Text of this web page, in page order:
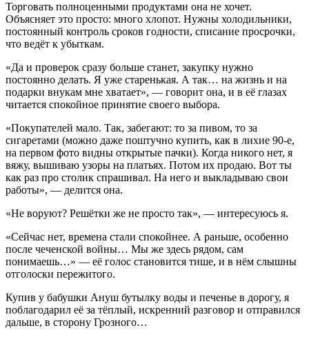
Торговать полноценными продуктами она не хочет.
Объясняет это просто: много хлопот. Нужны холодильники,
постоянный контроль сроков годности, списание просрочки,
что ведёт к убыткам.
«Да и проверок сразу больше станет, закупку нужно
постоянно делать. Я уже старенькая. А так… на жизнь и на
подарки внукам мне хватает», — говорит она, и в её глазах
читается спокойное принятие своего выбора.
«Покупателей мало. Так, забегают: то за пивом, то за
сигаретами (можно даже поштучно купить, как в лихие 90-е,
на первом фото видны открытые пачки). Когда никого нет, я
вяжу, вышиваю узоры на платьях. Потом их продаю. Вот ты
как раз про столик спрашивал. На него и выкладываю свои
работы», — делится она.
«Не воруют? Решётки же не просто так», — интересуюсь я.
«Сейчас нет, времена стали спокойнее. А раньше, особенно
после чеченской войны… Мы же здесь рядом, сам
понимаешь…» — её голос становится тише, и в нём слышны
отголоски пережитого.
Купив у бабушки Ануш бутылку воды и печенье в дорогу, я
поблагодарил её за тёплый, искренний разговор и отправился
дальше, в сторону Грозного…